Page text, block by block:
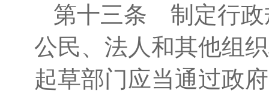
第十三条 制定行政
公民、法人和其他组
起草部门应当通过政